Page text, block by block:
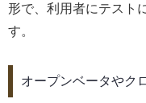
形で、利用者にテスト
す。
オープンベータやク